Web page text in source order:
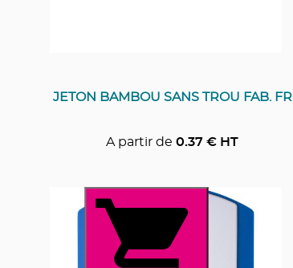
JETON BAMBOU SANS TROU FAB. FR
A partir de 0.37 € HT